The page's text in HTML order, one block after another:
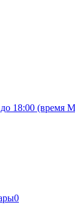
до 18:00 (время
0